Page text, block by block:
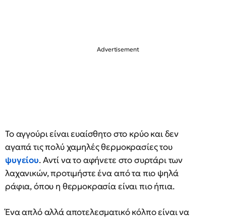
Το αγγούρι είναι ευαίσθητο στο κρύο και δεν
αγαπά τις πολύ χαμηλές θερμοκρασίες του
ψυγείου. Αντί να το αφήνετε στο συρτάρι των
λαχανικών, προτιμήστε ένα από τα πιο ψηλά
ράφια, όπου η θερμοκρασία είναι πιο ήπια.
Ένα απλό αλλά αποτελεσματικό κόλπο είναι να